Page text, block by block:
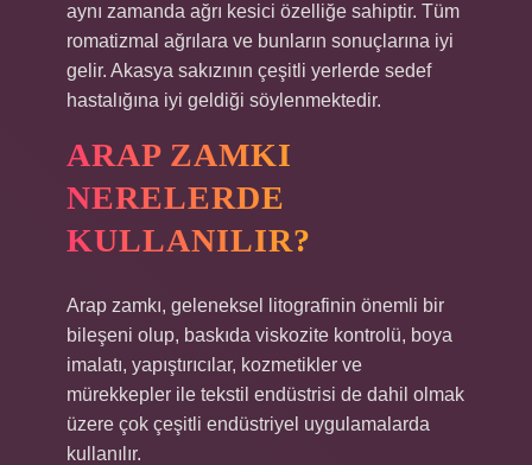
aynı zamanda ağrı kesici özelliğe sahiptir. Tüm
romatizmal ağrılara ve bunların sonuçlarına iyi
gelir. Akasya sakızının çeşitli yerlerde sedef
hastalığına iyi geldiği söylenmektedir.
ARAP ZAMKI
NERELERDE
KULLANILIR?
Arap zamkı, geleneksel litografinin önemli bir
bileşeni olup, baskıda viskozite kontrolü, boya
imalatı, yapıştırıcılar, kozmetikler ve
mürekkepler ile tekstil endüstrisi de dahil olmak
üzere çok çeşitli endüstriyel uygulamalarda
kullanılır.